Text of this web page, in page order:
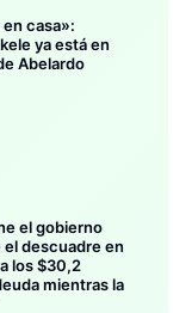
casa»:
ya está en
Abelardo
el gobierno
descuadre en
los $30,2
mientras la